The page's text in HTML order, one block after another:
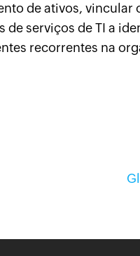
de ativos, vincular
de serviços de TI a
recorrentes na